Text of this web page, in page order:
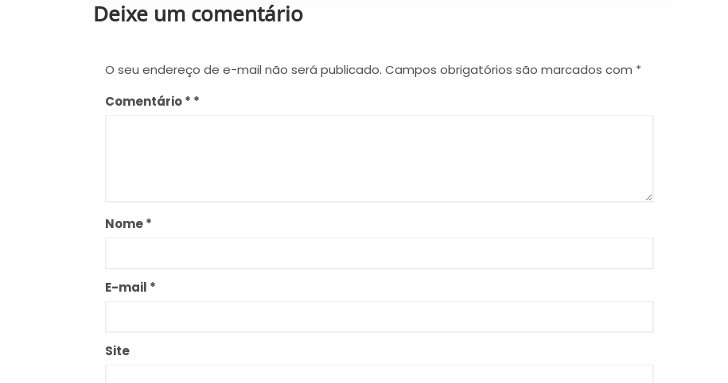
Deixe um comentário
O seu endereço de e-mail não será publicado. Campos obrigatórios são marcados com *
Comentário*
Nome*
E-mail *
Site